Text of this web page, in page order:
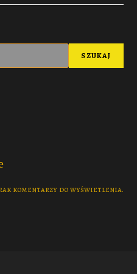
SZUKAJ
komentarzy do wyświetlenia.